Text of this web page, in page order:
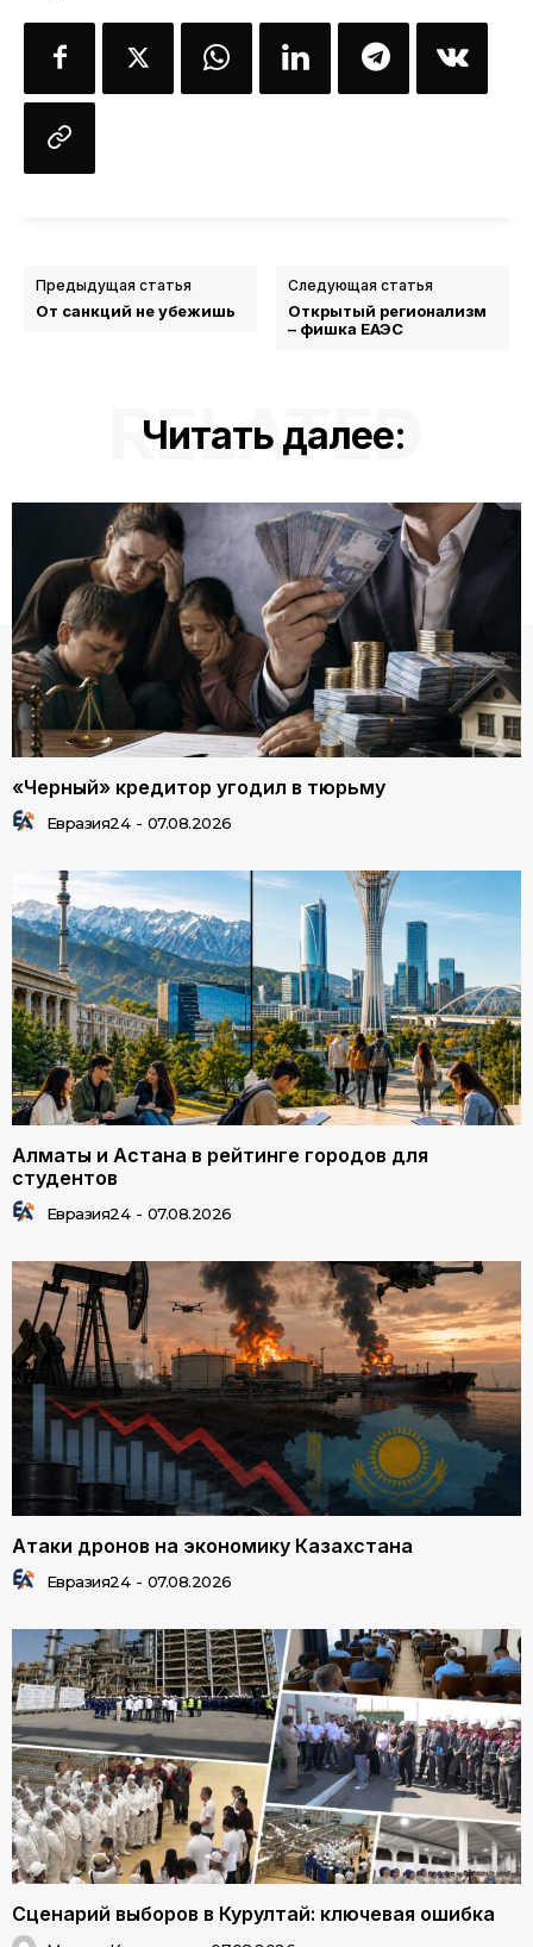
Предыдущая статья
От санкций не убежишь
Следующая статья
Открытый регионализм
– фишка ЕАЭС
Читать далее:
RELATED
«Черный» кредитор угодил в тюрьму
Евразия24 - 07.08.2026
Алматы и Астана в рейтинге городов для
студентов
Евразия24 - 07.08.2026
Атаки дронов на экономику Казахстана
Евразия24 - 07.08.2026
Сценарий выборов в Курултай: ключевая ошибка